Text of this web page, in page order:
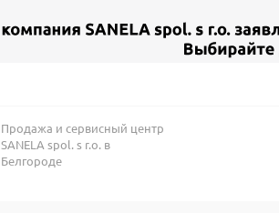
Продажа и сервисный центр
SANELA spol. s r.o. в
Белгороде